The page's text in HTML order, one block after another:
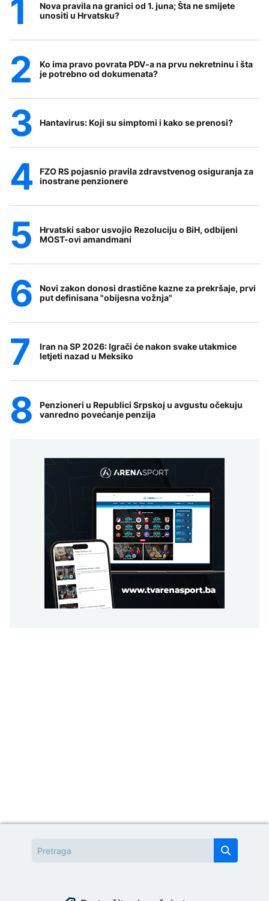
Nova pravila na granici od 1. juna; Šta ne smijete
unositi u Hrvatsku?
Ko ima pravo povrata PDV-a na prvu nekretninu i šta
je potrebno od dokumenata?
Hantavirus: Koji su simptomi i kako se prenosi?
FZO RS pojasnio pravila zdravstvenog osiguranja za
inostrane penzionere
Hrvatski sabor usvojio Rezoluciju o BiH, odbijeni
MOST-ovi amandmani
Novi zakon donosi drastične kazne za prekršaje, prvi
put definisana "obijesna vožnja"
Iran na SP 2026: Igrači će nakon svake utakmice
letjeti nazad u Meksiko
Penzioneri u Republici Srpskoj u avgustu očekuju
vanredno povećanje penzija